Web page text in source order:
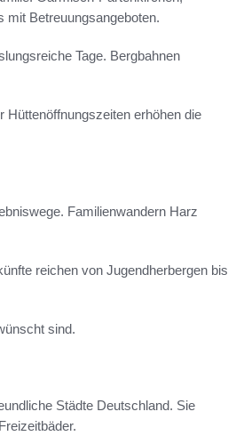
mit Betreuungsangeboten.
Tage. Bergbahnen
Hüttenöffnungszeiten erhöhen die
Familienwandern Harz
reichen von Jugendherbergen bis
sind.
Städte Deutschland. Sie